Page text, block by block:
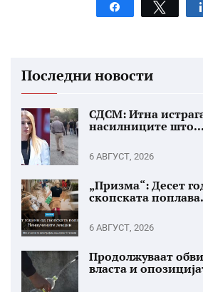
Tweet
Последни новости
СДСМ: Итна
насилниците што...
6 АВГУСТ, 2026
„Призма“: Десет
скопската
6 АВГУСТ, 2026
Продолжуваат
власта и